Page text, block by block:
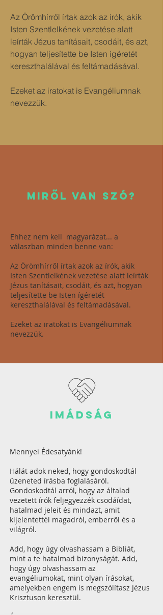
Az Örömhírről írtak azok az írók, akik
Isten Szentlelkének vezetése alatt
leírták Jézus tanításait, csodáit, és azt,
hogyan teljesítette be Isten ígéretét
kereszthalálával és feltámadásával.
Ezeket az iratokat is Evangéliumnak
nevezzük.
MIRŐL VAn szó?
Ehhez nem kell magyarázat... a
válaszban minden benne van:
Az Örömhírről írtak azok az írók, akik
Isten Szentlelkének vezetése alatt leírták
Jézus tanításait, csodáit, és azt, hogyan
teljesítette be Isten ígéretét
kereszthalálával és feltámadásával.
Ezeket az iratokat is Evangéliumnak
nevezzük.
imádság
Mennyei Édesatyánk!
Hálát adok neked, hogy gondoskodtál
üzeneted írásba foglalásáról.
Gondoskodtál arról, hogy az általad
vezetett írók feljegyezzék csodáídat,
hatalmad jeleit és mindazt, amit
kijelentettél magadról, emberről és a
világról.
Add, hogy úgy olvashassam a Bibliát,
mint a te hatalmad bizonyságát. Add,
hogy úgy olvashassam az
evangéliumokat, mint olyan írásokat,
amelyekben engem is megszólítasz Jézus
Krisztuson keresztül.